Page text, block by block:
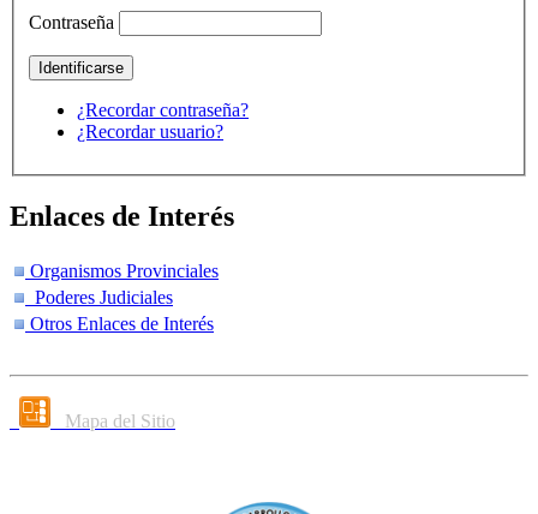
Contraseña
¿Recordar contraseña?
¿Recordar usuario?
Enlaces de Interés
Organismos Provinciales
Poderes Judiciales
Otros Enlaces de Interés
Mapa del Sitio